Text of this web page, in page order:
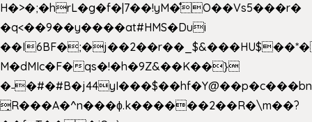
H�>�;�hrL�g�f�|7��!yM�̊O��Vs5���r�
�q<��9��y����at#HMS�Dui
M�dMIc�F�qs�!�h�9Z&��K��}
̟R���A�^n���ɸ.k������2��R�\m��?